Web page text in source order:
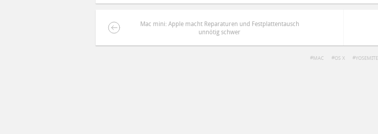
Mac mini: Apple macht Reparaturen und Festplattentausch
unnötig schwer
MAC OS X YOSEMITE